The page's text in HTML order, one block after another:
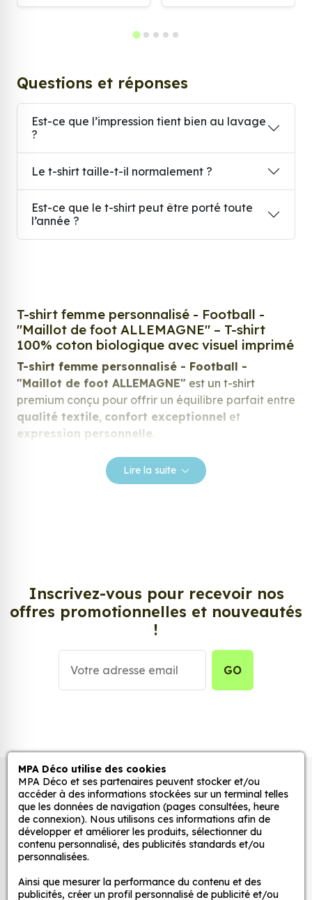
Questions et réponses
Est-ce que l’impression tient bien au lavage
?
Le t-shirt taille-t-il normalement ?
Est-ce que le t-shirt peut être porté toute
l’année ?
T-shirt femme personnalisé - Football -
"Maillot de foot ALLEMAGNE" – T-shirt
100% coton biologique avec visuel imprimé
T-shirt femme personnalisé - Football -
"Maillot de foot ALLEMAGNE" est un t-shirt
premium conçu pour offrir un équilibre parfait entre
qualité textile, confort exceptionnel et
expression personnelle
allie douceur, durabilité et respect de
papa,maman, unecitation, un message inspirant,
un thème familial ou une illustration artistique,T-
shirt femme personnalisé - Football - "Maillot
grâce à son visuel imprimé avec précision et conçu
pour durer.
Sa fibre plus longue et plus pure assure une
douceur incomparable, une meilleure résistance au
lavage et un confort optimal, même pour les peaux
sensibles.
Respirant et agréable à porter toute l’année,T-
shirt femme personnalisé - Football - "Maillot
de foot ALLEMAGNE"est un choix idéal pour un
vêtement sain et naturel.
Lire la suite
Inscrivez-vous pour recevoir nos
offres promotionnelles et nouveautés
!
GO
Autocollants pour véhicules et stickers
décoratifs
MPA Déco
Nos services
MPA Déco utilise des cookies
MPA Déco et ses partenaires peuvent stocker et/ou
accéder à des informations stockées sur un terminal telles
que les données de navigation (pages consultées, heure
de connexion). Nous utilisons ces informations afin de
développer et améliorer les produits, sélectionner du
contenu personnalisé, des publicités standards et/ou
personnalisées.
Ainsi que mesurer la performance du contenu et des
publicités, créer un profil personnalisé de publicité et/ou